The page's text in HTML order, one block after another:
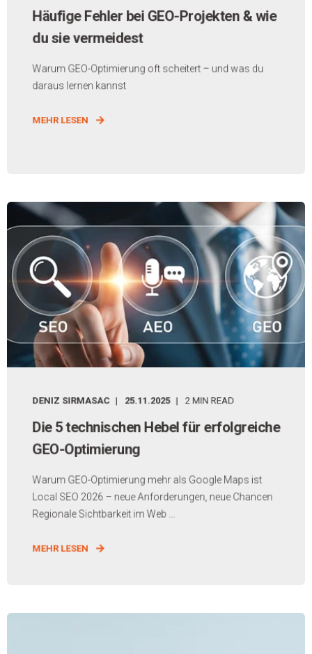
Häufige Fehler bei GEO-Projekten & wie
du sie vermeidest
Warum GEO-Optimierung oft scheitert – und was du
daraus lernen kannst
MEHR LESEN
DENIZ SIRMASAC 25.11.2025 2 MIN READ
Die 5 technischen Hebel für erfolgreiche
GEO-Optimierung
Warum GEO-Optimierung mehr als Google Maps ist
Local SEO 2026 – neue Anforderungen, neue Chancen
Regionale Sichtbarkeit im Web ...
MEHR LESEN